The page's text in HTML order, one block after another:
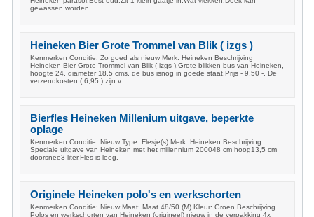
gewassen worden.
Heineken Bier Grote Trommel van Blik ( izgs )
Kenmerken Conditie: Zo goed als nieuw Merk: Heineken Beschrijving
Heineken Bier Grote Trommel van Blik ( izgs ).Grote blikken bus van Heineken,
hoogte 24, diameter 18,5 cms, de bus isnog in goede staat.Prijs - 9,50 -. De
verzendkosten ( 6,95 ) zijn v
Bierfles Heineken Millenium uitgave, beperkte
oplage
Kenmerken Conditie: Nieuw Type: Flesje(s) Merk: Heineken Beschrijving
Speciale uitgave van Heineken met het millennium 200048 cm hoog13,5 cm
doorsnee3 liter.Fles is leeg.
Originele Heineken polo's en werkschorten
Kenmerken Conditie: Nieuw Maat: Maat 48/50 (M) Kleur: Groen Beschrijving
Polos en werkschorten van Heineken (origineel) nieuw in de verpakking 4x